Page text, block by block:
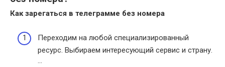
Как зарегаться в телеграмме без номера
Переходим на любой специализированный
ресурс. Выбираем интересующий сервис и страну.
…